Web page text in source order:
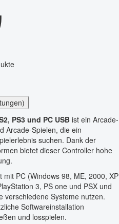
PS3 und PC USB ist ein Arcade-
Arcade-Spielen, die ein
suchen. Dank der
bietet dieser Controller hohe
mit PC (Windows 98, ME, 2000, XP
3, PS one und PSX und
verschiedene Systeme nutzen.
Softwareinstallation
und losspielen.